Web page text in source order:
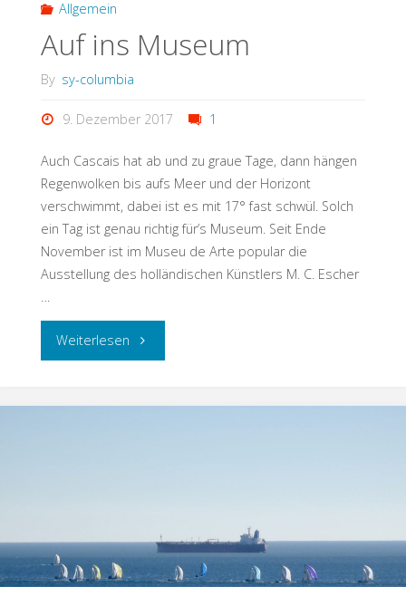
Allgemein
Auf ins Museum
By sy-columbia
9. Dezember 2017 1
Auch Cascais hat ab und zu graue Tage, dann hängen
Regenwolken bis aufs Meer und der Horizont
verschwimmt, dabei ist es mit 17° fast schwül. Solch
ein Tag ist genau richtig für’s Museum. Seit Ende
November ist im Museu de Arte popular die
Ausstellung des holländischen Künstlers M. C. Escher
Weiterlesen